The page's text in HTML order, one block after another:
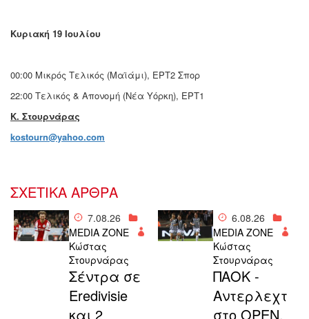
Κυριακή 19 Ιουλίου
00:00 Μικρός Τελικός (Μαϊάμι), ΕΡΤ2 Σπορ
22:00 Τελικός & Απονομή (Νέα Υόρκη), ΕΡΤ1
K. Στoυρνάρας
kostourn@yahoo.com
ΣΧΕΤΙΚΑ ΑΡΘΡΑ
7.08.26
MEDIA ZONE
Κώστας
Στουρνάρας
Σέντρα σε
Eredivisie
και 2
6.08.26
MEDIA ZONE
Κώστας
Στουρνάρας
ΠΑΟΚ -
Αντερλεχτ
στο OPEN,